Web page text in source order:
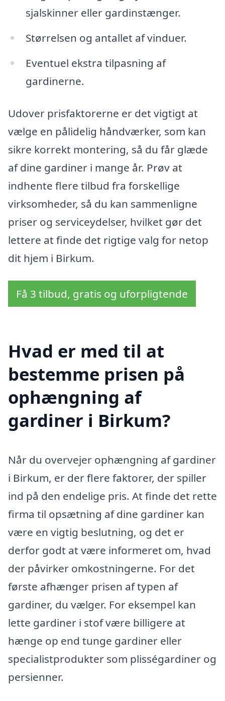
sjalskinner eller gardinstænger.
Størrelsen og antallet af vinduer.
Eventuel ekstra tilpasning af
gardinerne.
Udover prisfaktorerne er det vigtigt at
vælge en pålidelig håndværker, som kan
sikre korrekt montering, så du får glæde
af dine gardiner i mange år. Prøv at
indhente flere tilbud fra forskellige
virksomheder, så du kan sammenligne
priser og serviceydelser, hvilket gør det
lettere at finde det rigtige valg for netop
dit hjem i Birkum.
Få 3 tilbud, gratis og uforpligtende
Hvad er med til at
bestemme prisen på
ophængning af
gardiner i Birkum?
Når du overvejer ophængning af gardiner
i Birkum, er der flere faktorer, der spiller
ind på den endelige pris. At finde det rette
firma til opsætning af dine gardiner kan
være en vigtig beslutning, og det er
derfor godt at være informeret om, hvad
der påvirker omkostningerne. For det
første afhænger prisen af typen af
gardiner, du vælger. For eksempel kan
lette gardiner i stof være billigere at
hænge op end tunge gardiner eller
specialistprodukter som plisségardiner og
persienner.